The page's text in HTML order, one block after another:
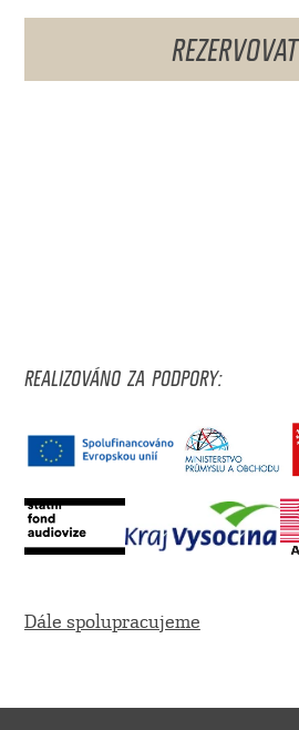
REZERVOVAT
REALIZOVÁNO ZA PODPORY:
Dále spolupracujeme